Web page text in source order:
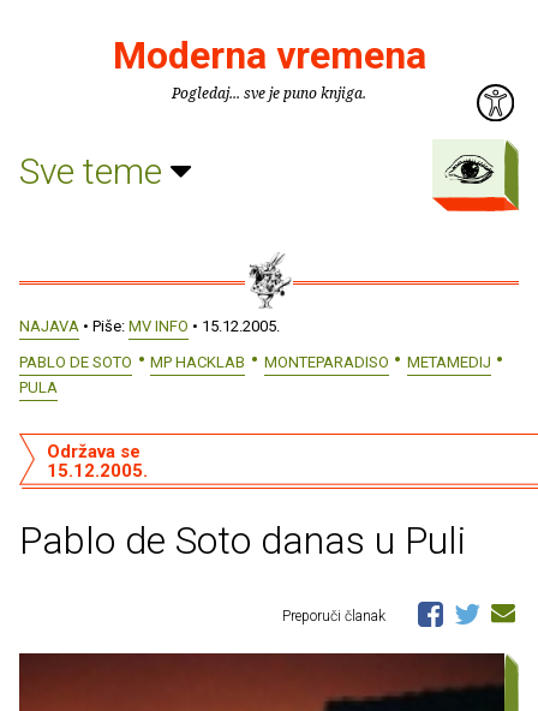
Moderna vremena
Pogledaj... sve je puno knjiga.
Sve teme
NAJAVA • Piše: MV INFO • 15.12.2005.
PABLO DE SOTO
MP HACKLAB MONTEPARADISO
METAMEDIJ
PULA
Pablo de Soto danas u Puli
Održava se
15.12.2005.
Preporuči članak